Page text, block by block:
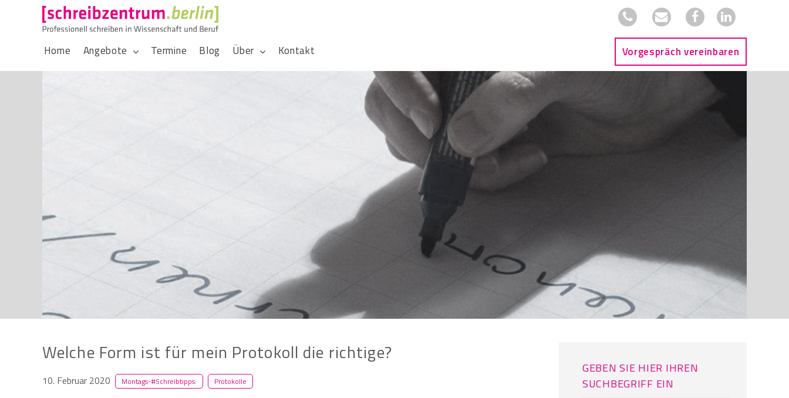
Home Angebote Termine Blog Über Kontakt Vorgespräch vereinbaren
Welche Form ist für mein Protokoll die richtige?
10. Februar 2020 Montags-#Schreibtipps: Protokolle
GEBEN SIE HIER IHREN
SUCHBEGRIFF EIN